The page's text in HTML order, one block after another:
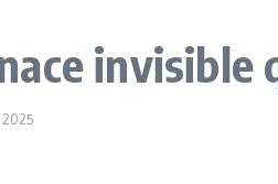
2025